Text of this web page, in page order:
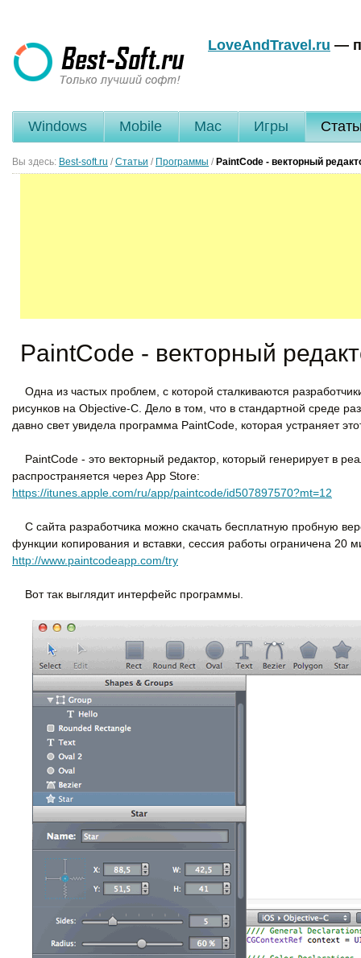
LoveAndTravel.ru —
Windows Mobile Mac Игры
Вы здесь: Best-soft.ru / Статьи / Программы / PaintCode - векторный
PaintCode - векторный
Одна из частых проблем, с которой сталкиваются
рисунков на Objective-C. Дело в том, что в стандартной среде
давно свет увидела программа PaintCode, которая устраняет
PaintCode - это векторный редактор, который генерирует в
распространяется через App Store:
https://itunes.apple.com/ru/app/paintcode/id507897570?mt=12
С сайта разработчика можно скачать бесплатную пробную
функции копирования и вставки, сессия работы ограничена 20
http://www.paintcodeapp.com/try
Вот так выглядит интерфейс программы.